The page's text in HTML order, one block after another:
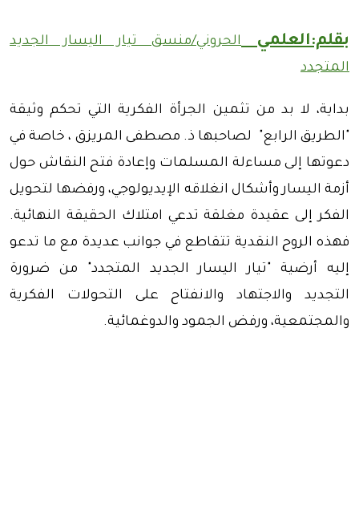
بقلم:العلميالحروني/منسق تيار اليسار الجديد
المتجدد
بداية، لا بد من تثمين الجرأة الفكرية التي تحكم وثيقة
"الطريق الرابع" لصاحبها ذ. مصطفى المريزق ، خاصة في
دعوتها إلى مساءلة المسلمات وإعادة فتح النقاش حول
أزمة اليسار وأشكال انغلاقه الإيديولوجي، ورفضها لتحويل
الفكر إلى عقيدة مغلقة تدعي امتلاك الحقيقة النهائية.
فهذه الروح النقدية تتقاطع في جوانب عديدة مع ما تدعو
إليه أرضية "تيار اليسار الجديد المتجدد" من ضرورة
التجديد والاجتهاد والانفتاح على التحولات الفكرية
والمجتمعية، ورفض الجمود والدوغمائية.